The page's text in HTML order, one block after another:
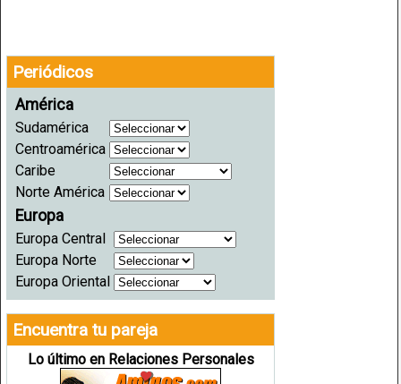
Periódicos
América
Sudamérica
Centroamérica
Caribe
Norte América
Europa
Europa Central
Europa Norte
Europa Oriental
Encuentra tu pareja
Lo último en Relaciones Personales